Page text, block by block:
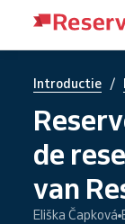
Introductie /
de
van
Eliška Čapková